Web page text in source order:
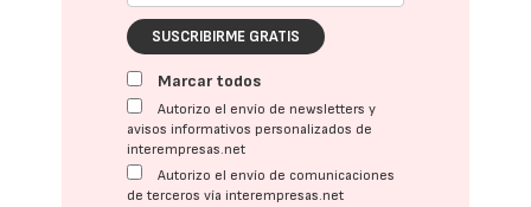
SUSCRIBIRME GRATIS
Marcar todos
Autorizo el envío de newsletters y
avisos informativos personalizados de
interempresas.net
Autorizo el envío de comunicaciones
de terceros vía interempresas.net